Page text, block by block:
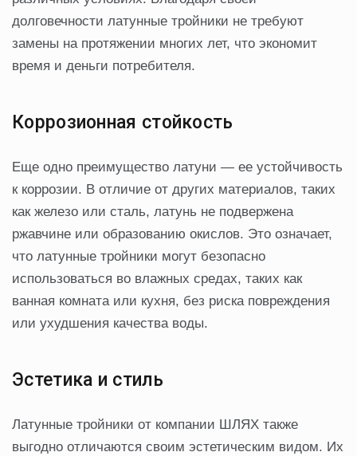
долговечности латунные тройники не требуют
замены на протяжении многих лет, что экономит
время и деньги потребителя.
Коррозионная стойкость
Еще одно преимущество латуни — ее устойчивость
к коррозии. В отличие от других материалов, таких
как железо или сталь, латунь не подвержена
ржавчине или образованию окислов. Это означает,
что латунные тройники могут безопасно
использоваться во влажных средах, таких как
ванная комната или кухня, без риска повреждения
или ухудшения качества воды.
Эстетика и стиль
Латунные тройники от компании ШЛЯХ также
выгодно отличаются своим эстетическим видом. Их